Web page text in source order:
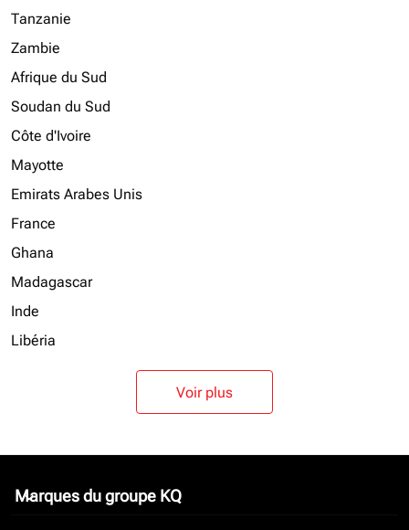
Tanzanie
Zambie
Afrique du Sud
Soudan du Sud
Côte d'Ivoire
Mayotte
Emirats Arabes Unis
France
Ghana
Madagascar
Inde
Libéria
Voir plus
Marques du groupe KQ
keyboard_arrow_down